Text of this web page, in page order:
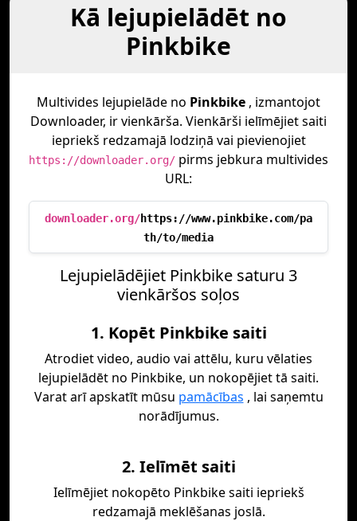
Kā lejupielādēt no
Pinkbike
Multivides lejupielāde no Pinkbike , izmantojot
Downloader, ir vienkārša. Vienkārši ielīmējiet saiti
iepriekš redzamajā lodziņā vai pievienojiet
https://downloader.org/ pirms jebkura multivides
URL:
downloader.org/https://www.pinkbike.com/pa
th/to/media
Lejupielādējiet Pinkbike saturu 3
vienkāršos soļos
1. Kopēt Pinkbike saiti
Atrodiet video, audio vai attēlu, kuru vēlaties
lejupielādēt no Pinkbike, un nokopējiet tā saiti.
Varat arī apskatīt mūsu pamācības , lai saņemtu
norādījumus.
2. Ielīmēt saiti
Ielīmējiet nokopēto Pinkbike saiti iepriekš
redzamajā meklēšanas joslā.